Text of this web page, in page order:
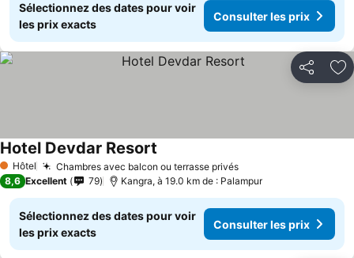
Sélectionnez des dates pour voir
les prix exacts
Consulter les prix
Partager
1 Étoiles
Hôtel Chambres avec balcon ou terrasse privés
Hotel Devdar Resort
8,6 Excellent 79 Kangra, à 19.0 km de : Palampur
Sélectionnez des dates pour voir
les prix exacts
Consulter les prix